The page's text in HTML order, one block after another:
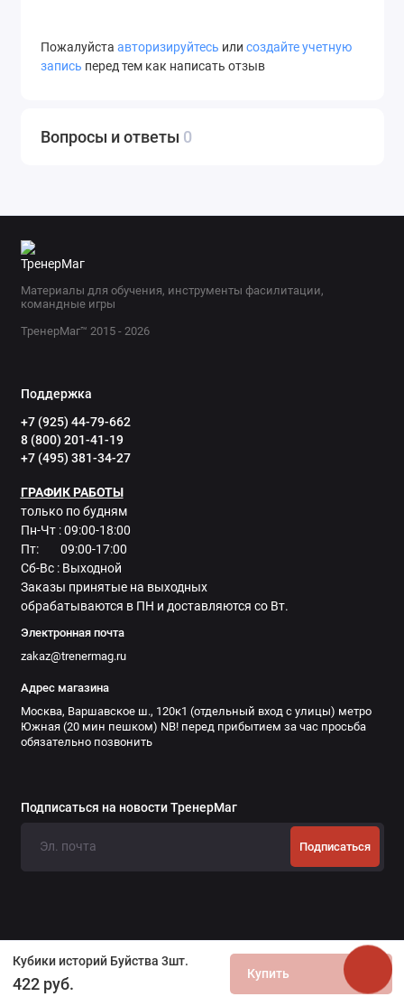
Кубики историй Буйства 3шт.
422 руб.
Купить
Пожалуйста авторизируйтесь или создайте учетную
запись перед тем как написать отзыв
Вопросы и ответы 0
Материалы для обучения, инструменты фасилитации,
командные игры
ТренерМаг™ 2015 - 2026
Поддержка
+7 (925) 44-79-662
8 (800) 201-41-19
+7 (495) 381-34-27
ГРАФИК РАБОТЫ
только по будням
Пн-Чт : 09:00-18:00
Пт: 09:00-17:00
Сб-Вс : Выходной
Заказы принятые на выходных
обрабатываются в ПН и доставляются со Вт.
Электронная почта
zakaz@trenermag.ru
Адрес магазина
Москва, Варшавское ш., 120к1 (отдельный вход с улицы) метро
Южная (20 мин пешком) NB! перед прибытием за час просьба
обязательно позвонить
Подписаться на новости ТренерМаг
Подписаться